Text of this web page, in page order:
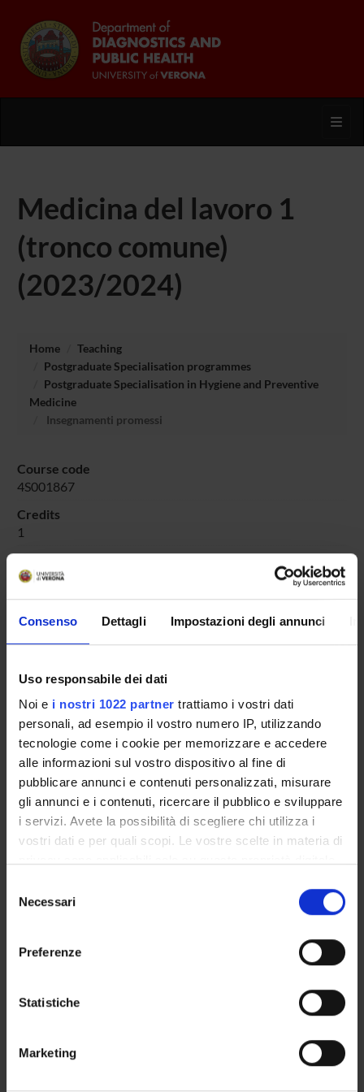
Consenso Dettagli Impostazioni degli annunci
Uso responsabile dei dati
Noi e i nostri 1022 partner trattiamo i vostri dati
personali, ad esempio il vostro numero IP, utilizzando
tecnologie come i cookie per memorizzare e accedere
alle informazioni sul vostro dispositivo al fine di
pubblicare annunci e contenuti personalizzati, misurare
gli annunci e i contenuti, ricercare il pubblico e sviluppare
i servizi. Avete la possibilità di scegliere chi utilizza i
vostri dati e per quali scopi. Le vostre scelte in materia di
modificare o revocare il proprio consenso in qualsiasi
momento dalla Dichiarazione sui cookie o facendo clic
raccogliere informazioni sulla tua posizione
geografica, con un'approssimazione di qualche
Identificare il tuo dispositivo, scansionandolo
delNecessari
Preferenze
Statistiche
Marketing
Medicina del lavoro 1
(tronco comune)
(2023/2024)
Home
Teaching
Postgraduate Specialisation programmes
Postgraduate Specialisation in Hygiene and Preventive
Medicine
Insegnamenti promessi
Course code
4S001867
Credits
1
Academic sector
MED/44 - MEDICINA DEL LAVORO
Enrolment Procedures and Admission Requirements
Degree Programme
Courses
Notices
Governing bodies
Rete formativa
STUDYING
People
Calendar